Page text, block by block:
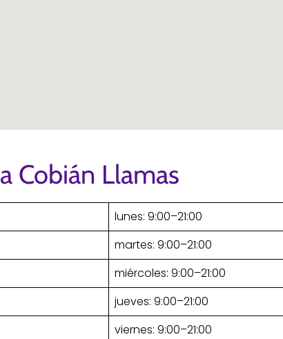
Cobián Llamas
lunes: 9:00–21:00
martes: 9:00–21:00
miércoles: 9:00–21:00
jueves: 9:00–21:00
viernes: 9:00–21:00